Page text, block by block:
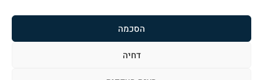
הסכמה
דחיה